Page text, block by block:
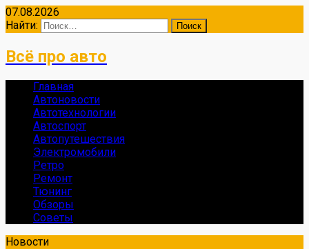
07.08.2026
Найти:
Всё про авто
Главная
Автоновости
Автотехнологии
Автоспорт
Автопутешествия
Электромобили
Ретро
Ремонт
Тюнинг
Обзоры
Советы
Новости